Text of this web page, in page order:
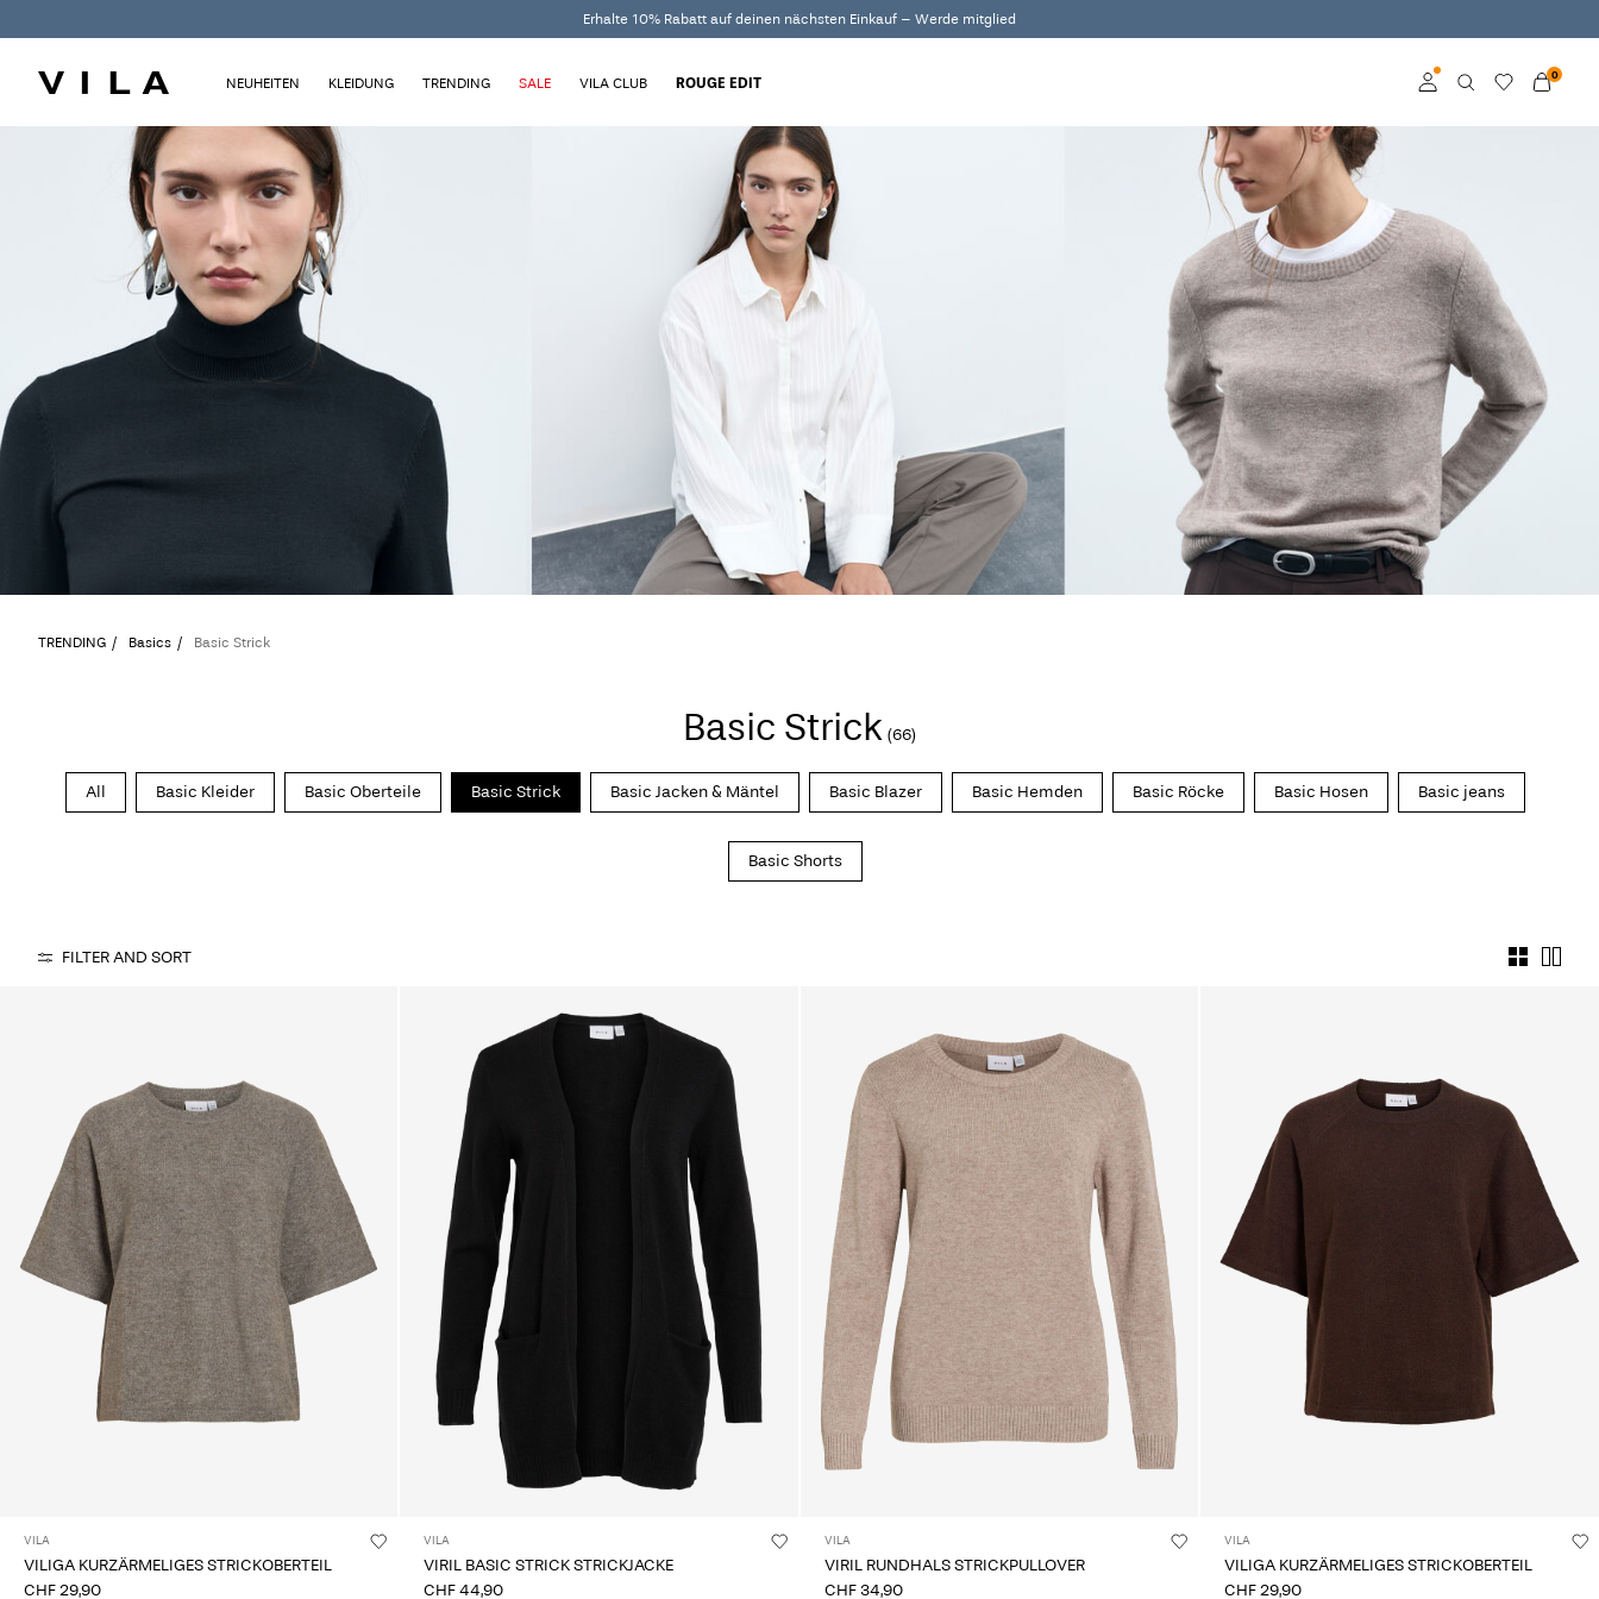
Erhalte 10% Rabatt auf deinen nächsten Einkauf – Werde mitglied
Log in
Become a member
Learn more about VILA
Club
0
NEUHEITEN KLEIDUNG TRENDING SALE VILA CLUB ROUGE EDIT
TRENDING Basics Basic Strick
Basic Strick (66)
All Basic Kleider Basic Oberteile Basic Strick Basic Jacken & Mäntel Basic Blazer Basic Hemden Basic Röcke Basic Hosen Basic jeans
Basic Shorts
FILTER AND SORT
VILA
VILIGA KURZÄRMELIGES STRICKOBERTEIL
CHF 29,90
VILA
VIRIL BASIC STRICK STRICKJACKE
CHF 44,90
VILA
VIRIL RUNDHALS STRICKPULLOVER
CHF 34,90
VILA
VILIGA KURZÄRMELIGES STRICKOBERTEIL
CHF 29,90